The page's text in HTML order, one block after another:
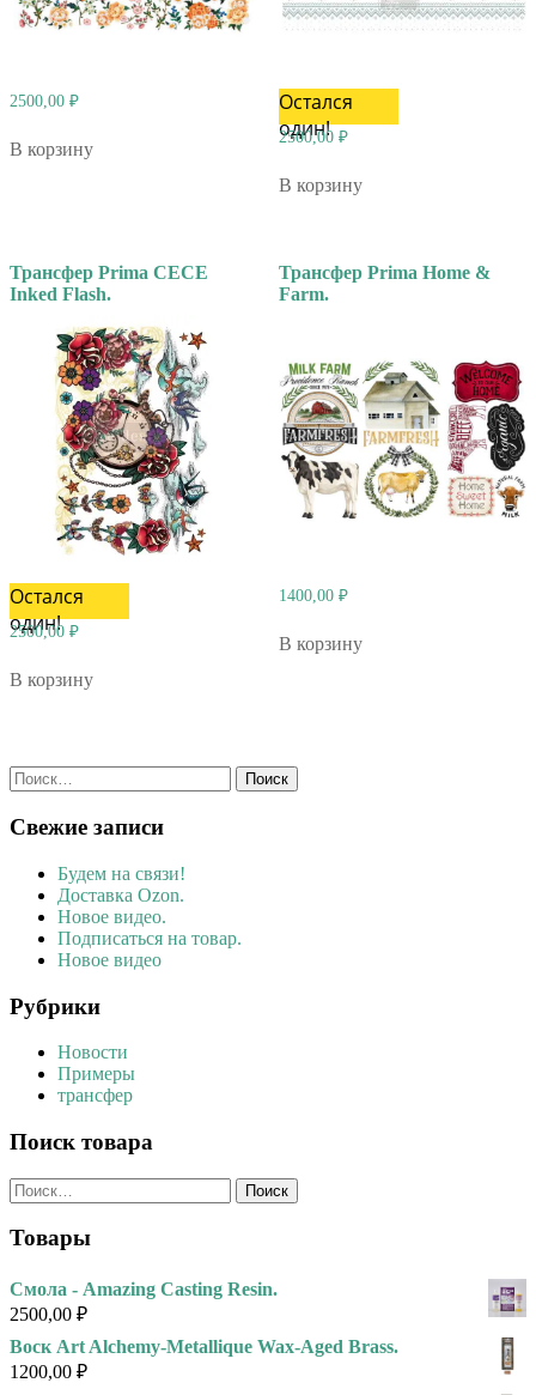
2500,00 ₽
В корзину
Остался
один!
2500,00 ₽
В корзину
Трансфер Prima CECE
Inked Flash.
Остался
один!
2500,00 ₽
В корзину
Трансфер Prima Home &
Farm.
1400,00 ₽
В корзину
Найти:
Свежие записи
Будем на связи!
Доставка Ozon.
Новое видео.
Подписаться на товар.
Новое видео
Рубрики
Новости
Примеры
трансфер
Поиск товара
Найти:
Товары
Смола - Amazing Casting Resin.
2500,00 ₽
Воск Art Alchemy-Metallique Wax-Aged Brass.
1200,00 ₽